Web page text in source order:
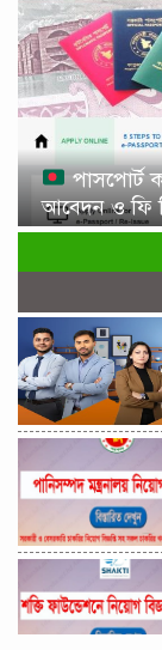
পাসপোর্ট
আবেদন ও ফি